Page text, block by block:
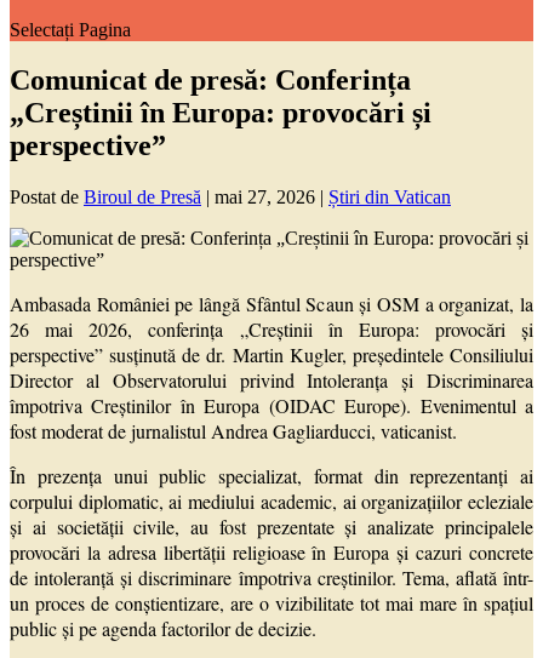
Selectați Pagina
Comunicat de presă: Conferința
„Creștinii în Europa: provocări și
perspective”
Postat de Biroul de Presă | mai 27, 2026 | Știri din Vatican
Ambasada României pe lângă Sfântul Scaun și OSM a organizat, la
26 mai 2026, conferința „Creștinii în Europa: provocări și
perspective” susținută de dr. Martin Kugler, președintele Consiliului
Director al Observatorului privind Intoleranța și Discriminarea
împotriva Creștinilor în Europa (OIDAC Europe). Evenimentul a
fost moderat de jurnalistul Andrea Gagliarducci, vaticanist.
În prezența unui public specializat, format din reprezentanți ai
corpului diplomatic, ai mediului academic, ai organizațiilor ecleziale
și ai societății civile, au fost prezentate și analizate principalele
provocări la adresa libertății religioase în Europa și cazuri concrete
de intoleranță și discriminare împotriva creștinilor. Tema, aflată într-
un proces de conștientizare, are o vizibilitate tot mai mare în spațiul
public și pe agenda factorilor de decizie.